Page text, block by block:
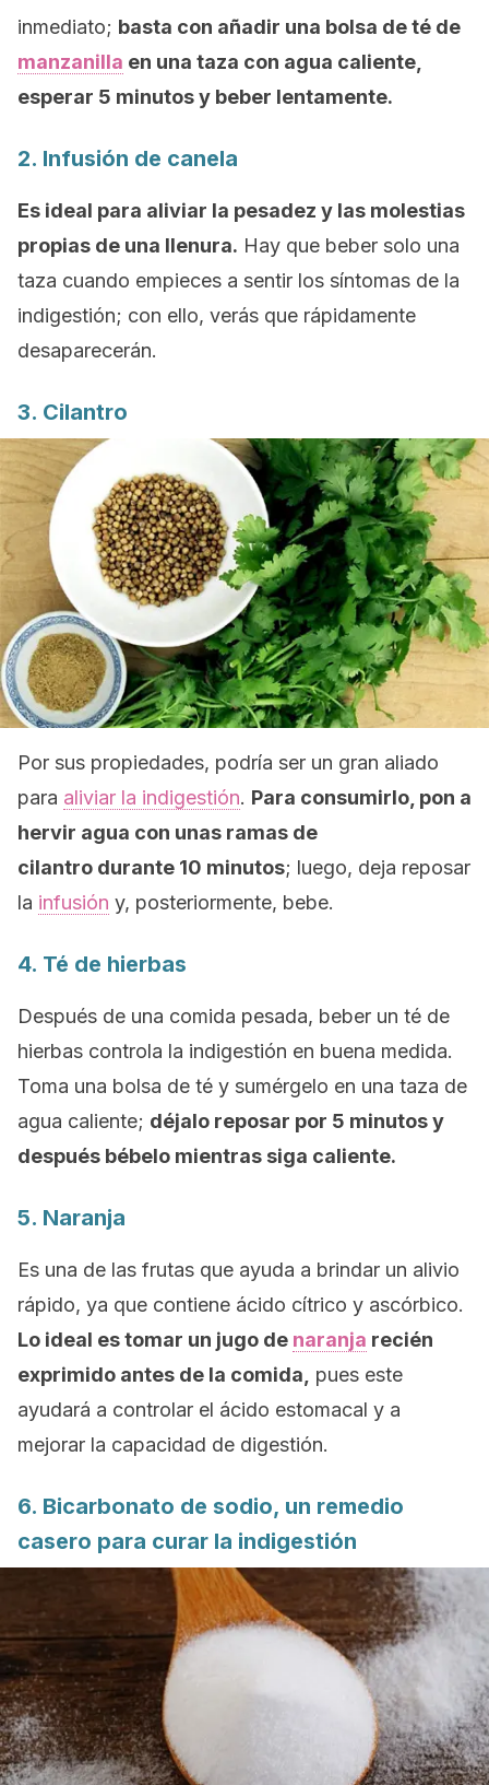
inmediato; basta con añadir una bolsa de té de
manzanilla en una taza con agua caliente,
esperar 5 minutos y beber lentamente.
2. Infusión de canela
Es ideal para aliviar la pesadez y las molestias
propias de una llenura. Hay que beber solo una
taza cuando empieces a sentir los síntomas de la
indigestión; con ello, verás que rápidamente
desaparecerán.
3. Cilantro
Por sus propiedades, podría ser un gran aliado
para aliviar la indigestión. Para consumirlo, pon a
hervir agua con unas ramas de
cilantro durante 10 minutos; luego, deja reposar
la infusión y, posteriormente, bebe.
4. Té de hierbas
Después de una comida pesada, beber un té de
hierbas controla la indigestión en buena medida.
Toma una bolsa de té y sumérgelo en una taza de
agua caliente; déjalo reposar por 5 minutos y
después bébelo mientras siga caliente.
5. Naranja
Es una de las frutas que ayuda a brindar un alivio
rápido, ya que contiene ácido cítrico y ascórbico.
Lo ideal es tomar un jugo de naranja recién
exprimido antes de la comida,
pues este
ayudará a controlar el ácido estomacal y a
mejorar la capacidad de digestión.
6. Bicarbonato de sodio, un remedio
casero para curar la indigestión